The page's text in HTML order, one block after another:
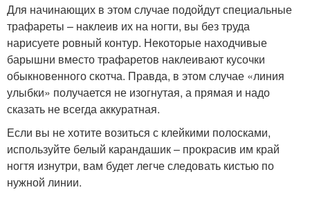
Для начинающих в этом случае подойдут специальные
трафареты – наклеив их на ногти, вы без труда
нарисуете ровный контур. Некоторые находчивые
барышни вместо трафаретов наклеивают кусочки
обыкновенного скотча. Правда, в этом случае «линия
улыбки» получается не изогнутая, а прямая и надо
сказать не всегда аккуратная.
Если вы не хотите возиться с клейкими полосками,
используйте белый карандашик – прокрасив им край
ногтя изнутри, вам будет легче следовать кистью по
нужной линии.